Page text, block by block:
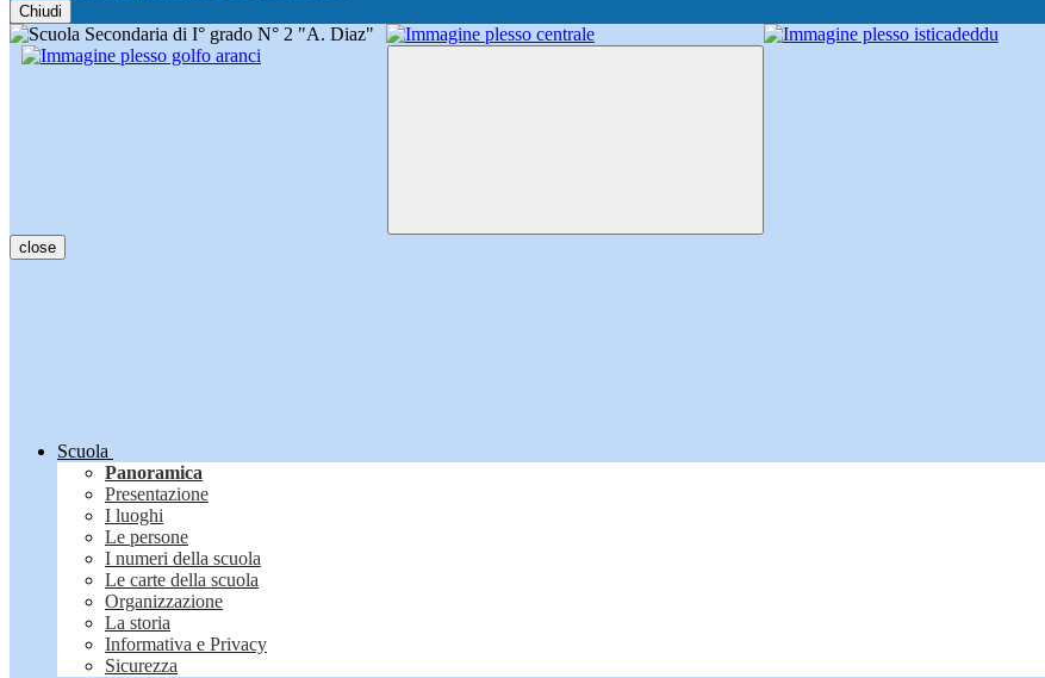
Chiudi
close
Scuola
Panoramica
Presentazione
I luoghi
Le persone
I numeri della scuola
Le carte della scuola
Organizzazione
La storia
Informativa e Privacy
Sicurezza